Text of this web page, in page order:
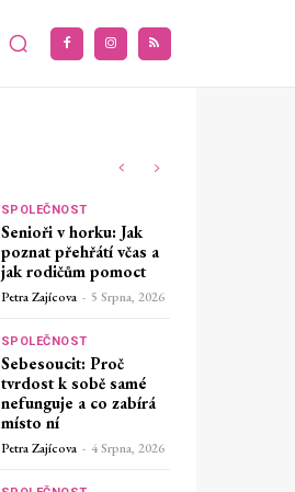
SPOLEČNOST
Senioři v horku: Jak
poznat přehřátí včas a
jak rodičům pomoct
Petra Zajícova - 5 Srpna, 2026
SPOLEČNOST
Sebesoucit: Proč
tvrdost k sobě samé
nefunguje a co zabírá
místo ní
Petra Zajícova - 4 Srpna, 2026